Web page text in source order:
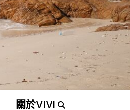
關於VIVI